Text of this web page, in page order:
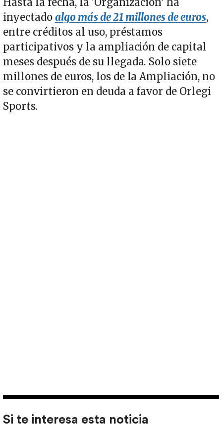
Hasta la fecha, la 'Organizacion' ha
inyectadoalgo más de 21 millones de euros,
entre créditos al uso, préstamos
participativos y la ampliación de capital
meses después de su llegada. Solo siete
millones de euros, los de la Ampliación, no
se convirtieron en deuda a favor de Orlegi
Sports.
Si te interesa esta noticia